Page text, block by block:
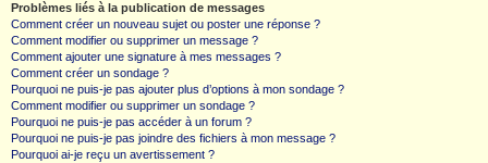
Problèmes liés à la publication de messages
Comment créer un nouveau sujet ou poster une réponse ?
Comment modifier ou supprimer un message ?
Comment ajouter une signature à mes messages ?
Comment créer un sondage ?
Pourquoi ne puis-je pas ajouter plus d’options à mon sondage ?
Comment modifier ou supprimer un sondage ?
Pourquoi ne puis-je pas accéder à un forum ?
Pourquoi ne puis-je pas joindre des fichiers à mon message ?
Pourquoi ai-je reçu un avertissement ?